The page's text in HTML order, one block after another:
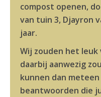
compost openen,
van tuin 3, Djayron
jaar.
Wij zouden het
daarbij aanwezig
kunnen dan
beantwoorden die